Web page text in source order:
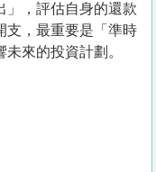
」，評估自身的還款
支，最重要是「準時
來的投資計劃。